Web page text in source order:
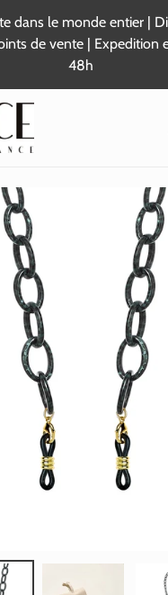
dans le monde entier |
de vente | Expedition
48h